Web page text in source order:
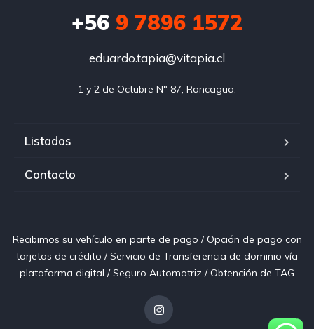
+56 9 7896 1572
eduardo.tapia@vitapia.cl
1 y 2 de Octubre N° 87, Rancagua.
Listados
Contacto
Recibimos su vehículo en parte de pago / Opción de pago con
tarjetas de crédito / Servicio de Transferencia de dominio vía
plataforma digital / Seguro Automotriz / Obtención de TAG